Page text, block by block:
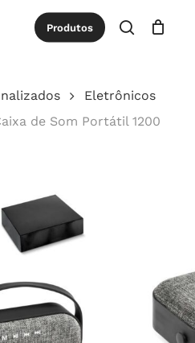
Produtos
procurar
Close
Eletrônicos
de Som Portátil 1200